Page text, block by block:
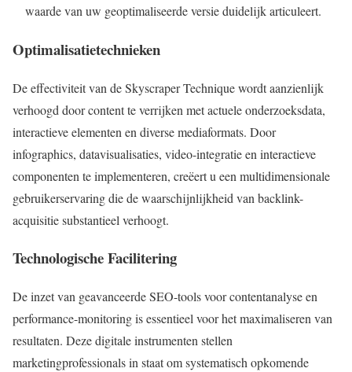
waarde van uw geoptimaliseerde versie duidelijk articuleert.
Optimalisatietechnieken
De effectiviteit van de Skyscraper Technique wordt aanzienlijk
verhoogd door content te verrijken met actuele onderzoeksdata,
interactieve elementen en diverse mediaformats. Door
infographics, datavisualisaties, video-integratie en interactieve
componenten te implementeren, creëert u een multidimensionale
gebruikerservaring die de waarschijnlijkheid van backlink-
acquisitie substantieel verhoogt.
Technologische Facilitering
De inzet van geavanceerde SEO-tools voor contentanalyse en
performance-monitoring is essentieel voor het maximaliseren van
resultaten. Deze digitale instrumenten stellen
marketingprofessionals in staat om systematisch opkomende